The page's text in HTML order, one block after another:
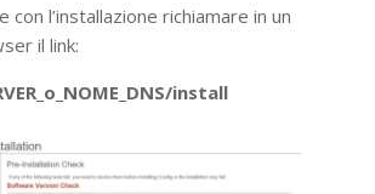
con l’installazione richiamare in un
il link:
install